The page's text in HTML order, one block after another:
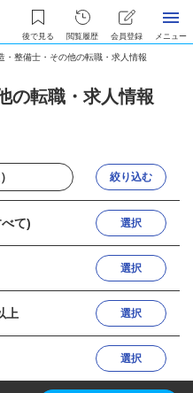
後で見る 閲覧履歴 会員登録 メニュー
・整備士・その他の転職・求人情報
の転職・求人情報
絞り込む
て) 選択
選択
上 選択
選択